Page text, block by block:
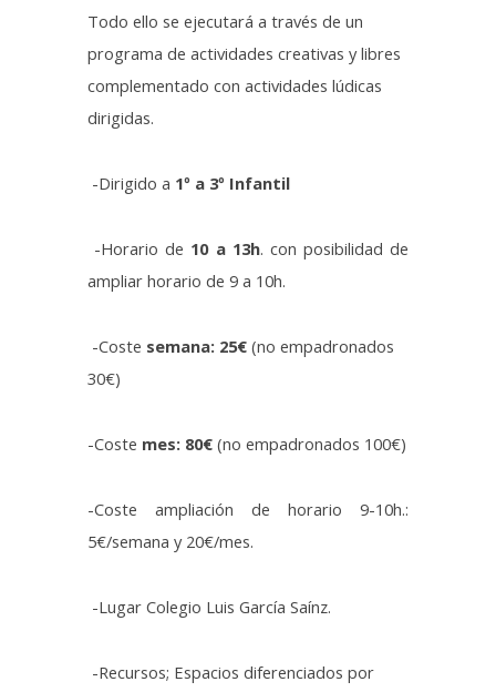
Todo ello se ejecutará a través de un
programa de actividades creativas y libres
complementado con actividades lúdicas
dirigidas.
-Dirigido a 1º a 3º Infantil
-Horario de 10 a 13h. con posibilidad de
ampliar horario de 9 a 10h.
-Coste semana: 25€ (no empadronados
30€)
-Coste mes: 80€ (no empadronados 100€)
-Coste ampliación de horario 9-10h.:
5€/semana y 20€/mes.
-Lugar Colegio Luis García Saínz.
-Recursos; Espacios diferenciados por